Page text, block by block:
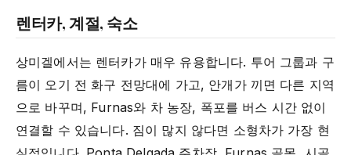
렌터카, 계절, 숙소
상미겔에서는 렌터카가 매우 유용합니다. 투어 그룹과 구
름이 오기 전 화구 전망대에 가고, 안개가 끼면 다른 지역
으로 바꾸며, Furnas와 차 농장, 폭포를 버스 시간 없이
연결할 수 있습니다. 짐이 많지 않다면 소형차가 가장 현